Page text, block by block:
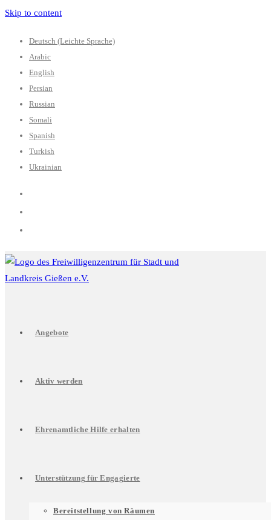
Skip to content
Deutsch (Leichte Sprache)
Arabic
English
Persian
Russian
Somali
Spanish
Turkish
Ukrainian
Angebote
Aktiv werden
Ehrenamtliche Hilfe erhalten
Unterstützung für Engagierte
Bereitstellung von Räumen